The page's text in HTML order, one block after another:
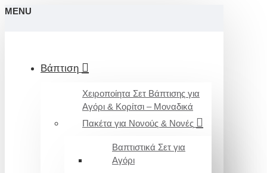
MENU
Βάπτιση
Χειροποίητα Σετ Βάπτισης για
Αγόρι & Κορίτσι – Μοναδικά
Πακέτα για Νονούς & Νονές
Βαπτιστικά Σετ για
Αγόρι